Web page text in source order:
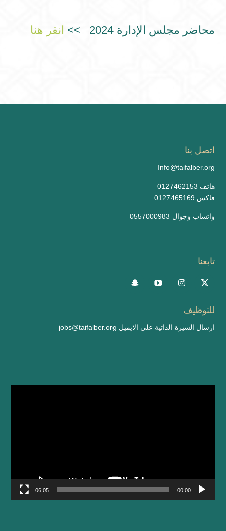
محاضر مجلس الإدارة 2024 >> انقر هنا
اتصل بنا
Info@taifalber.org
0127462153 هاتف
0127465169 فاكس
واتساب وجوال 0557000983
تابعنا
للتوظيف
ارسال السيرة الذاتية على الايميل jobs@taifalber.org
00:00
06:05